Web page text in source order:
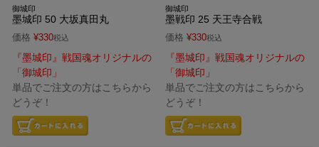
御城印
墨城印 50 大坂真田丸
価格 ¥330税込
『墨城印』戦国魂オリジナルの
「御城印」
単品でご注文の方はこちらから
どうぞ！
御城印
墨戦印 25 天王寺合戦
価格 ¥330税込
『墨城印』戦国魂オリジナルの
「御城印」
単品でご注文の方はこちらから
どうぞ！